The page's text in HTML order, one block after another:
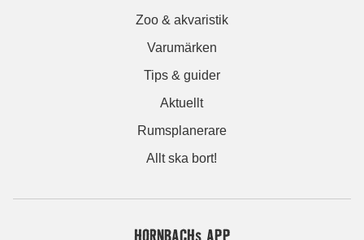
Zoo & akvaristik
Varumärken
Tips & guider
Aktuellt
Rumsplanerare
Allt ska bort!
HORNBACHs APP